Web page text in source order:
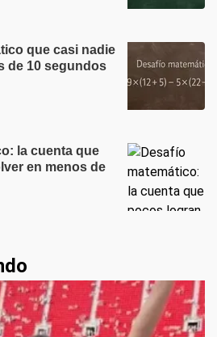
que casi nadie
de 10 segundos
la cuenta que
en menos de